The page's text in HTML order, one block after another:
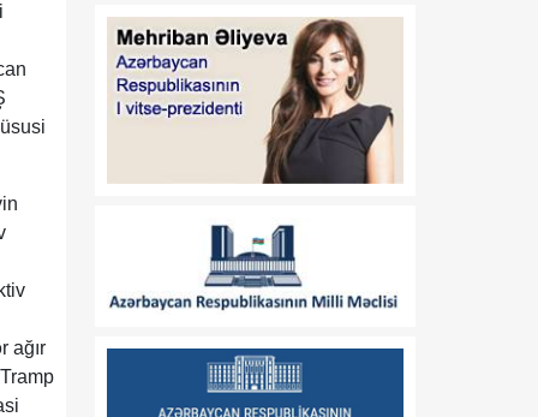
ağır
Azərbaycanın strateji
baxışı Cənubi Qafqazın
yeni inkişaf mərhələsini
formalaşdırır
18:30
08 Avqust
Göz sağlamlığını qorumaq
üçün hər fəslə uyğun
həyat tərzinə diqqət
yetirmək lazımdır
18:15
08 Avqust
Luvr İslam incəsənətinə
sərgi ilə diqqət
mərkəzindədir
18:00